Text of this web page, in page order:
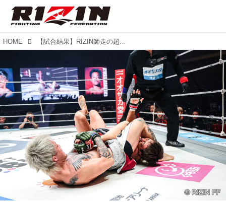
HOME 【試合結果】RIZIN師走の超強者祭り 第1試合／芦澤竜誠 vs. ジョリー